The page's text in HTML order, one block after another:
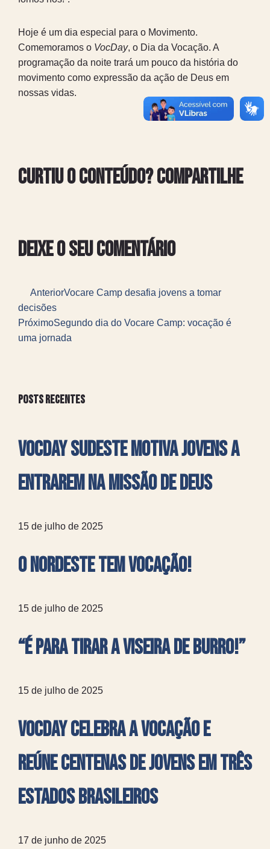
Posts recentes
VocDay Sudeste motiva jovens a
entrarem na missão de Deus
15 de julho de 2025
O Nordeste tem Vocação!
15 de julho de 2025
“É para tirar a viseira de burro!”
15 de julho de 2025
VocDay celebra a vocação e
reúne centenas de jovens em três
estados brasileiros
17 de junho de 2025
Hoje é um dia especial para o Movimento.
Comemoramos o VocDay, o Dia da Vocação. A
programação da noite trará um pouco da história do
movimento como expressão da ação de Deus em
nossas vidas.
Curtiu o conteúdo? Compartilhe
Deixe o seu comentário
AnteriorVocare Camp desafia jovens a tomar
decisões
PróximoSegundo dia do Vocare Camp: vocação é
uma jornada